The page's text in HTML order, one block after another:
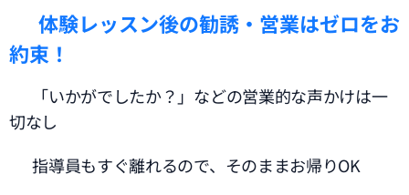
体験レッスン後の勧誘・営業はゼロをお
約束！
✅ 「いかがでしたか？」などの営業的な声かけは一
切なし
✅ 指導員もすぐ離れるので、そのままお帰りOK